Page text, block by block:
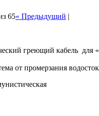
65« Предыдущий |
греющий кабель для
от промерзания